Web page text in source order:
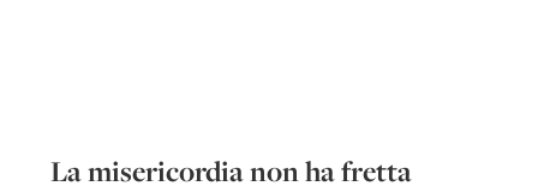
La misericordia non ha fretta